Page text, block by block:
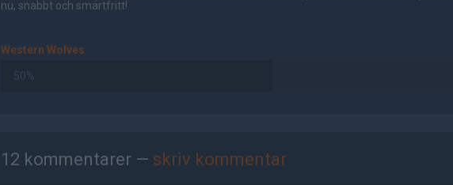
nu, snabbt och smärtfritt!
Western Wolves
50%
12 kommentarer — skriv kommentar